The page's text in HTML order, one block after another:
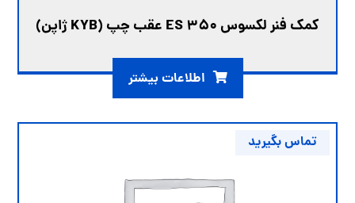
کمک فنر لکسوس ES 350 عقب چپ (KYB ژاپن)
اطلاعات بیشتر
تماس بگیرید